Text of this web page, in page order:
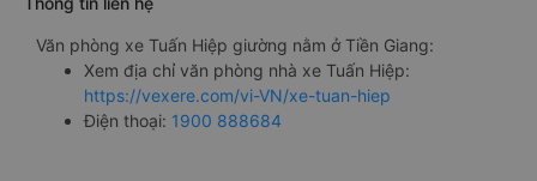
Văn phòng xe Tuấn Hiệp giường nằm ở Tiền Giang:
Xem địa chỉ văn phòng nhà xe Tuấn Hiệp:
https://vexere.com/vi-VN/xe-tuan-hiep
Điện thoại: 1900 888684